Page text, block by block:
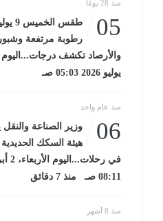
منذ 28 يومًا
05
رطوبة مرتفعة
يوليو 2026 05:03 صـ
منذ عام واحد
06
وزير الصناعة
هيئة السكك الحديدية
08:11 صـ منذ 7 دقائق
منذ 8 أشهر